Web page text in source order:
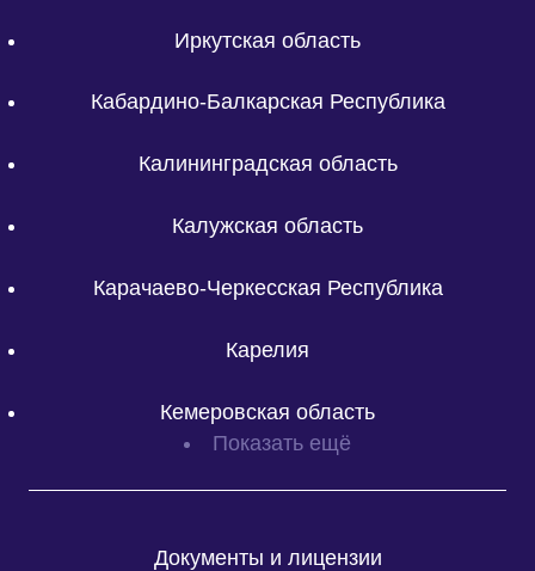
Иркутская область
Кабардино-Балкарская Республика
Калининградская область
Калужская область
Карачаево-Черкесская Республика
Карелия
Кемеровская область
Показать ещё
Документы и лицензии